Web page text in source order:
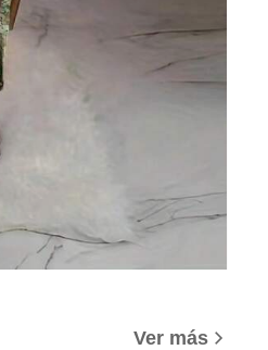
Ver más